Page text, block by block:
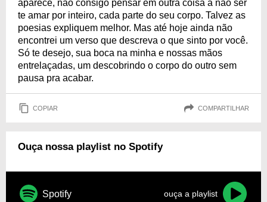
aparece, não consigo pensar em outra coisa a não ser
te amar por inteiro, cada parte do seu corpo. Talvez as
poesias expliquem melhor. Mas até hoje ainda não
encontrei um verso que descreva o que sinto por você.
Só te desejo, sua boca na minha e nossas mãos
entrelaçadas, um descobrindo o corpo do outro sem
pausa pra acabar.
COPIAR COMPARTILHAR
Ouça nossa playlist no Spotify
Spotify ouça a playlist